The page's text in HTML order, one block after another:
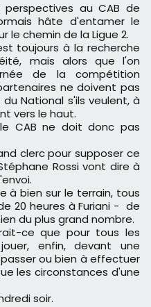
au CAB de
hâte d'entamer le
le chemin de la Ligue 2.
toujours à la recherche
mais alors que l'on
de la compétition
ne doivent pas
National s'ils veulent, à
vers le haut.
CAB ne doit donc pas
clerc pour supposer ce
Rossi vont dire à
à bien sur le terrain, tous
20 heures à Furiani - de
du plus grand nombre.
ce que pour tous les
enfin, devant une
ou bien à effectuer
les circonstances d'une
soir.